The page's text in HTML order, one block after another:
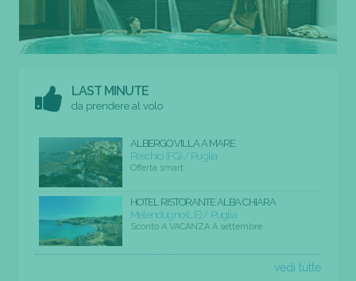
LAST MINUTE
da prendere al volo
ALBERGO VILLA A MARE
Peschici (FG) / Puglia
Offerta smart
HOTEL RISTORANTE ALBA CHIARA
Melendugno (LE) / Puglia
Sconto A VACANZA A settembre
vedi tutte